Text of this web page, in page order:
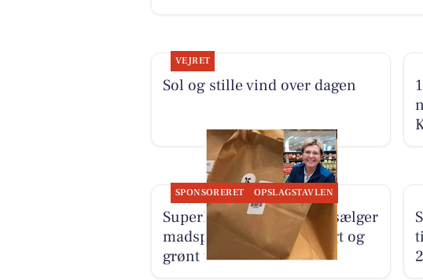
VEJRET
Sol og stille vind over dagen
SPONSORERET OPSLAGSTAVLEN
SuperBrugsen Vamdrup sælger
madspildsposer med frugt og
grønt til 25 kr.